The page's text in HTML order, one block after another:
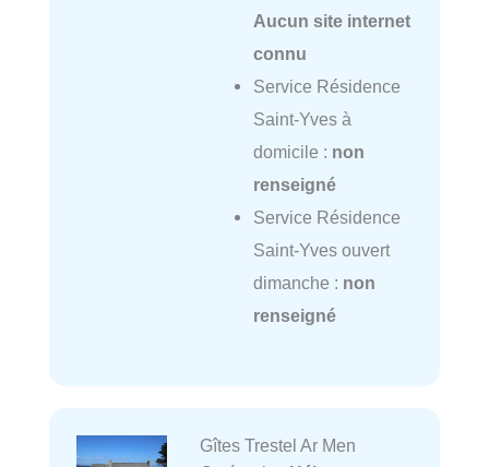
Aucun site internet
connu
Service Résidence
Saint-Yves à
domicile : non
renseigné
Service Résidence
Saint-Yves ouvert
dimanche : non
renseigné
Gîtes Trestel Ar Men